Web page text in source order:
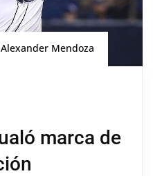
Alexander Mendoza
marca de